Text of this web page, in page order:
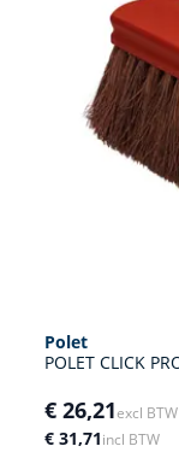
Polet
POLET CLICK
€ 26,21excl BTW
€ 31,71incl BTW